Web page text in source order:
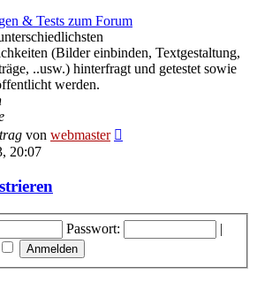
& Tests zum Forum
(Bilder einbinden, Textgestaltung,
..usw.) hinterfragt und getestet sowie
werden.
von webmaster
20:07
Passwort:
|